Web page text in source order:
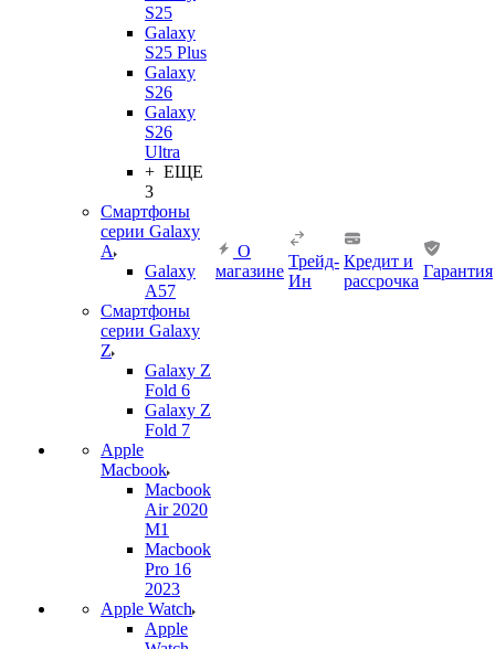
S25
Galaxy
S25 Plus
Galaxy
S26
Galaxy
S26
Ultra
+ ЕЩЕ
3
Смартфоны
серии Galaxy
A
Galaxy
A57
Смартфоны
серии Galaxy
Z
Galaxy Z
Fold 6
Galaxy Z
Fold 7
Apple
Macbook
Macbook
Air 2020
M1
Macbook
Pro 16
2023
Apple Watch
Apple
О
магазине
Трейд-
Ин
Кредит и
рассрочка
Гарантия